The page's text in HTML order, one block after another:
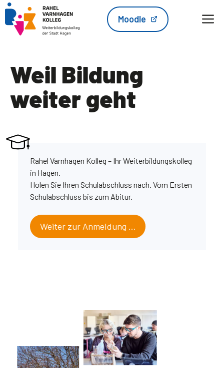
Zum
Inhalt
springen
Moodle
Weil Bildung
weiter geht
Rahel Varnhagen Kolleg – Ihr Weiterbildungskolleg
in Hagen.
Holen Sie Ihren Schulabschluss nach. Vom Ersten
Schulabschluss bis zum Abitur.
Weiter zur Anmeldung …